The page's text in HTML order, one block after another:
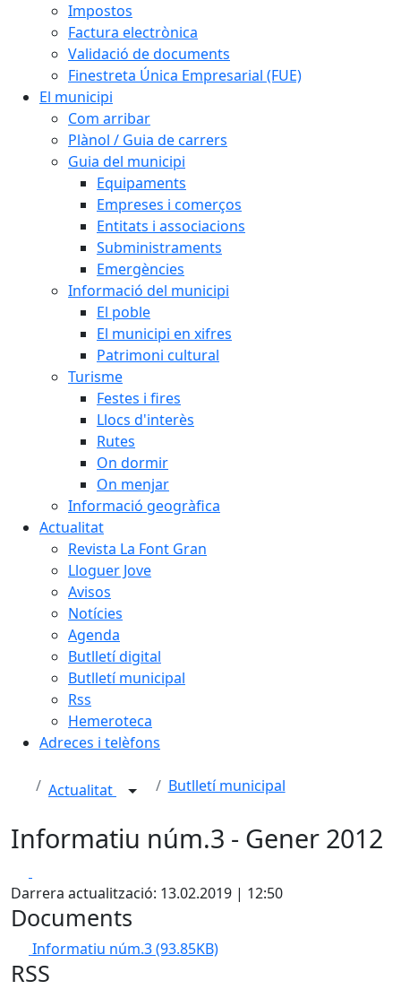
Impostos
Factura electrònica
Validació de documents
Finestreta Única Empresarial (FUE)
El municipi
Com arribar
Plànol / Guia de carrers
Guia del municipi
Equipaments
Empreses i comerços
Entitats i associacions
Subministraments
Emergències
Informació del municipi
El poble
El municipi en xifres
Patrimoni cultural
Turisme
Festes i fires
Llocs d'interès
Rutes
On dormir
On menjar
Informació geogràfica
Actualitat
Revista La Font Gran
Lloguer Jove
Avisos
Notícies
Agenda
Butlletí digital
Butlletí municipal
Rss
Hemeroteca
Adreces i telèfons
Actualitat Butlletí municipal
Informatiu núm.3 - Gener 2012
Darrera actualització: 13.02.2019 | 12:50
Documents
Informatiu núm.3(93.85KB)
RSS